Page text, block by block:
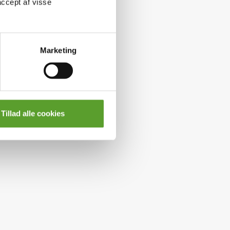
af visse
Marketing
Tillad alle cookies